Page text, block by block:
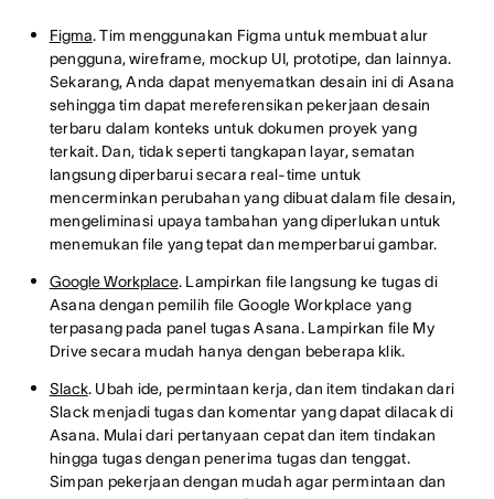
Figma. Tim menggunakan Figma untuk membuat alur
pengguna, wireframe, mockup UI, prototipe, dan lainnya.
Sekarang, Anda dapat menyematkan desain ini di Asana
sehingga tim dapat mereferensikan pekerjaan desain
terbaru dalam konteks untuk dokumen proyek yang
terkait. Dan, tidak seperti tangkapan layar, sematan
langsung diperbarui secara real-time untuk
mencerminkan perubahan yang dibuat dalam file desain,
mengeliminasi upaya tambahan yang diperlukan untuk
menemukan file yang tepat dan memperbarui gambar.
Google Workplace. Lampirkan file langsung ke tugas di
Asana dengan pemilih file Google Workplace yang
terpasang pada panel tugas Asana. Lampirkan file My
Drive secara mudah hanya dengan beberapa klik.
Slack. Ubah ide, permintaan kerja, dan item tindakan dari
Slack menjadi tugas dan komentar yang dapat dilacak di
Asana. Mulai dari pertanyaan cepat dan item tindakan
hingga tugas dengan penerima tugas dan tenggat.
Simpan pekerjaan dengan mudah agar permintaan dan